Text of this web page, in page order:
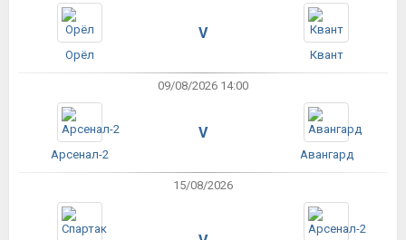
Орёл
V
Квант
09/08/2026 14:00
Арсенал-2
V
Авангард
15/08/2026